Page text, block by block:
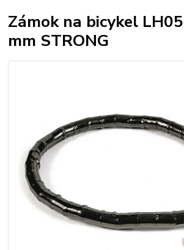
Zámok na bicykel
mm STRONG